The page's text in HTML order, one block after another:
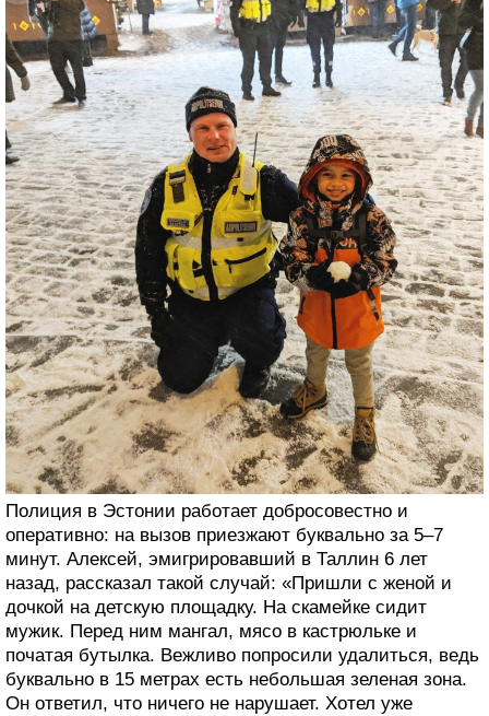
Полиция в Эстонии работает добросовестно и
оперативно: на вызов приезжают буквально за 5–7
минут. Алексей, эмигрировавший в Таллин 6 лет
назад, рассказал такой случай: «Пришли с женой и
дочкой на детскую площадку. На скамейке сидит
мужик. Перед ним мангал, мясо в кастрюльке и
початая бутылка. Вежливо попросили удалиться, ведь
буквально в 15 метрах есть небольшая зеленая зона.
Он ответил, что ничего не нарушает. Хотел уже